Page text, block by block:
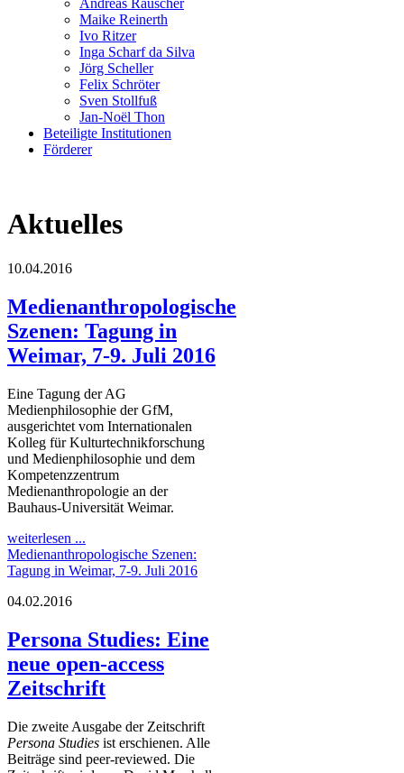
Andreas Rauscher
Maike Reinerth
Ivo Ritzer
Inga Scharf da Silva
Jörg Scheller
Felix Schröter
Sven Stollfuß
Jan-Noël Thon
Beteiligte Institutionen
Förderer
Aktuelles
10.04.2016
Medienanthropologische
Szenen: Tagung in
Weimar, 7-9. Juli 2016
Eine Tagung der AG
Medienphilosophie der GfM,
ausgerichtet vom Internationalen
Kolleg für Kulturtechnikforschung
und Medienphilosophie und dem
Kompetenzzentrum
Medienanthropologie an der
Bauhaus-Universität Weimar.
weiterlesen ...
Medienanthropologische Szenen:
Tagung in Weimar, 7-9. Juli 2016
04.02.2016
Persona Studies: Eine
neue open-access
Zeitschrift
Die zweite Ausgabe der Zeitschrift
Persona Studies ist erschienen. Alle
Beiträge sind peer-reviewed. Die